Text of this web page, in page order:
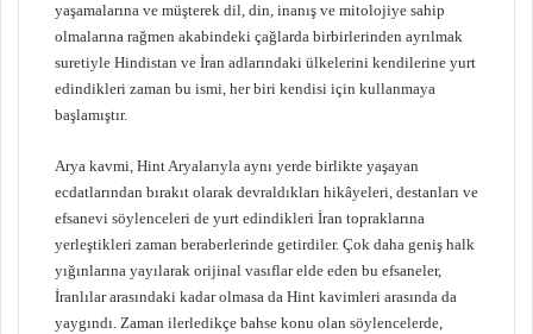
yaşamalarına ve müşterek dil, din, inanış ve mitolojiye sahip
olmalarına rağmen akabindeki çağlarda birbirlerinden ayrılmak
suretiyle Hindistan ve İran adlarındaki ülkelerini kendilerine yurt
edindikleri zaman bu ismi, her biri kendisi için kullanmaya
başlamıştır.
Arya kavmi, Hint Aryalarıyla aynı yerde birlikte yaşayan
ecdatlarından bırakıt olarak devraldıkları hikâyeleri, destanları ve
efsanevi söylenceleri de yurt edindikleri İran topraklarına
yerleştikleri zaman beraberlerinde getirdiler. Çok daha geniş halk
yığınlarına yayılarak orijinal vasıflar elde eden bu efsaneler,
İranlılar arasındaki kadar olmasa da Hint kavimleri arasında da
yaygındı. Zaman ilerledikçe bahse konu olan söylencelerde,